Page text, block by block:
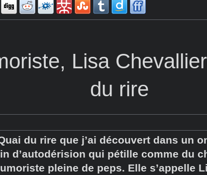
Lisa
du rire
du rire que j’ai découvert dans un
d’autodérision qui pétille comme du
pleine de peps. Elle s’appelle